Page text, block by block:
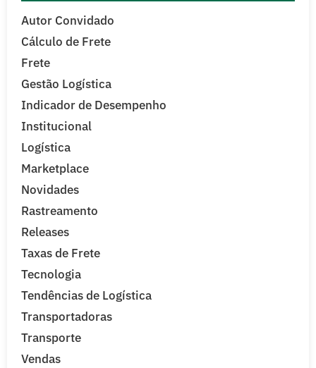
Autor Convidado
Cálculo de Frete
Frete
Gestão Logística
Indicador de Desempenho
Institucional
Logística
Marketplace
Novidades
Rastreamento
Releases
Taxas de Frete
Tecnologia
Tendências de Logística
Transportadoras
Transporte
Vendas